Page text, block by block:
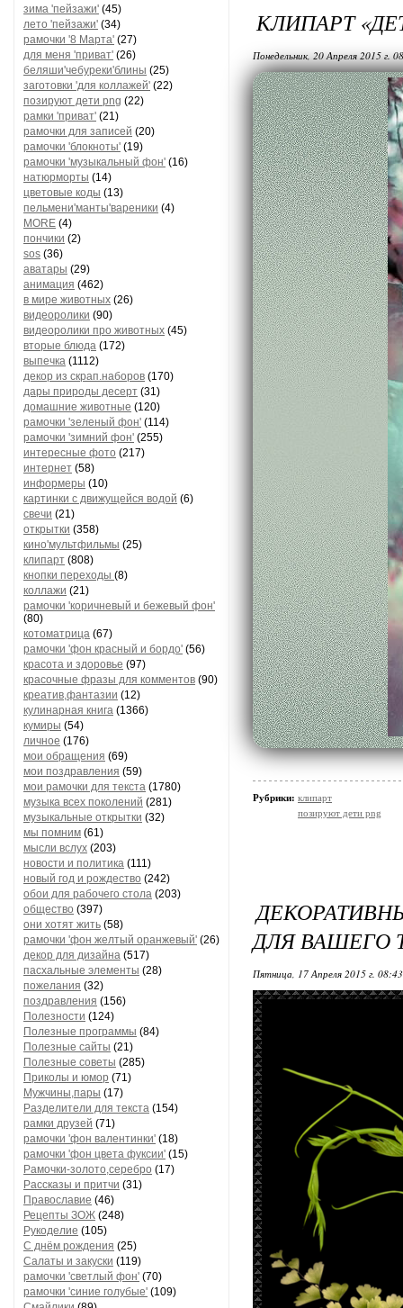
зима 'пейзажи' (45)
лето 'пейзажи' (34)
рамочки '8 Марта' (27)
для меня 'приват' (26)
беляши'чебуреки'блины (25)
заготовки 'для коллажей' (22)
позируют дети png (22)
рамки 'приват' (21)
рамочки для записей (20)
рамочки 'блокноты' (19)
рамочки 'музыкальный фон' (16)
натюрморты (14)
цветовые коды (13)
пельмени'манты'вареники (4)
MORE (4)
пончики (2)
sos (36)
аватары (29)
анимация (462)
в мире животных (26)
видеоролики (90)
видеоролики про животных (45)
вторые блюда (172)
выпечка (1112)
декор из скрап.наборов (170)
дары природы десерт (31)
домашние животные (120)
рамочки 'зеленый фон' (114)
рамочки 'зимний фон' (255)
интересные фото (217)
интернет (58)
информеры (10)
картинки с движущейся водой (6)
свечи (21)
открытки (358)
кино'мультфильмы (25)
клипарт (808)
кнопки переходы (8)
коллажи (21)
рамочки 'коричневый и бежевый фон'
(80)
котоматрица (67)
рамочки 'фон красный и бордо' (56)
красота и здоровье (97)
красочные фразы для комментов (90)
креатив,фантазии (12)
кулинарная книга (1366)
кумиры (54)
личное (176)
мои обращения (69)
мои поздравления (59)
мои рамочки для текста (1780)
музыка всех поколений (281)
музыкальные открытки (32)
мы помним (61)
мысли вслух (203)
новости и политика (111)
новый год и рождество (242)
обои для рабочего стола (203)
общество (397)
они хотят жить (58)
рамочки 'фон желтый оранжевый' (26)
декор для дизайна (517)
пасхальные элементы (28)
пожелания (32)
поздравления (156)
Полезности (124)
Полезные программы (84)
Полезные сайты (21)
Полезные советы (285)
Приколы и юмор (71)
Мужчины,пары (17)
Разделители для текста (154)
рамки друзей (71)
рамочки 'фон валентинки' (18)
рамочки 'фон цвета фуксии' (15)
Рамочки-золото,серебро (17)
Рассказы и притчи (31)
Православие (46)
Рецепты ЗОЖ (248)
Рукоделие (105)
С днём рождения (25)
Салаты и закуски (119)
рамочки 'светлый фон' (70)
рамочки 'синие голубые' (109)
КЛИПАРТ
Понедельник, 20 Апреля 2015 г.
Рубрики: клипарт
позируют дети png
ДЛЯ ВАШЕГО
Пятница, 17 Апреля 2015 г.